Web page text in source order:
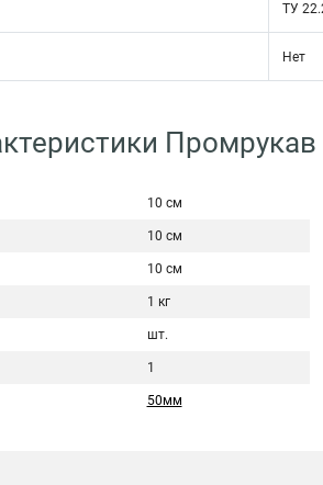
ТУ
Нет
Промрукав
10 см
10 см
10 см
1 кг
шт.
1
50мм